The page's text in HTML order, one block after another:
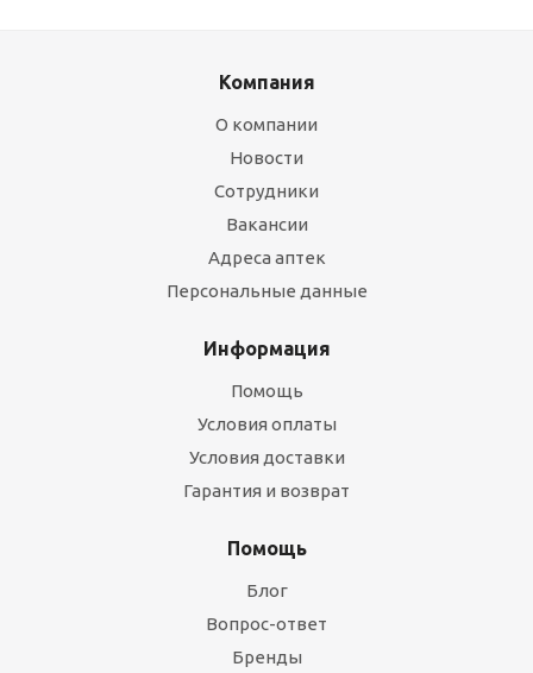
Компания
О компании
Новости
Сотрудники
Вакансии
Адреса аптек
Персональные данные
Информация
Помощь
Условия оплаты
Условия доставки
Гарантия и возврат
Помощь
Блог
Вопрос-ответ
Бренды